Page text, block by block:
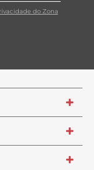
do Zona
+
+
+